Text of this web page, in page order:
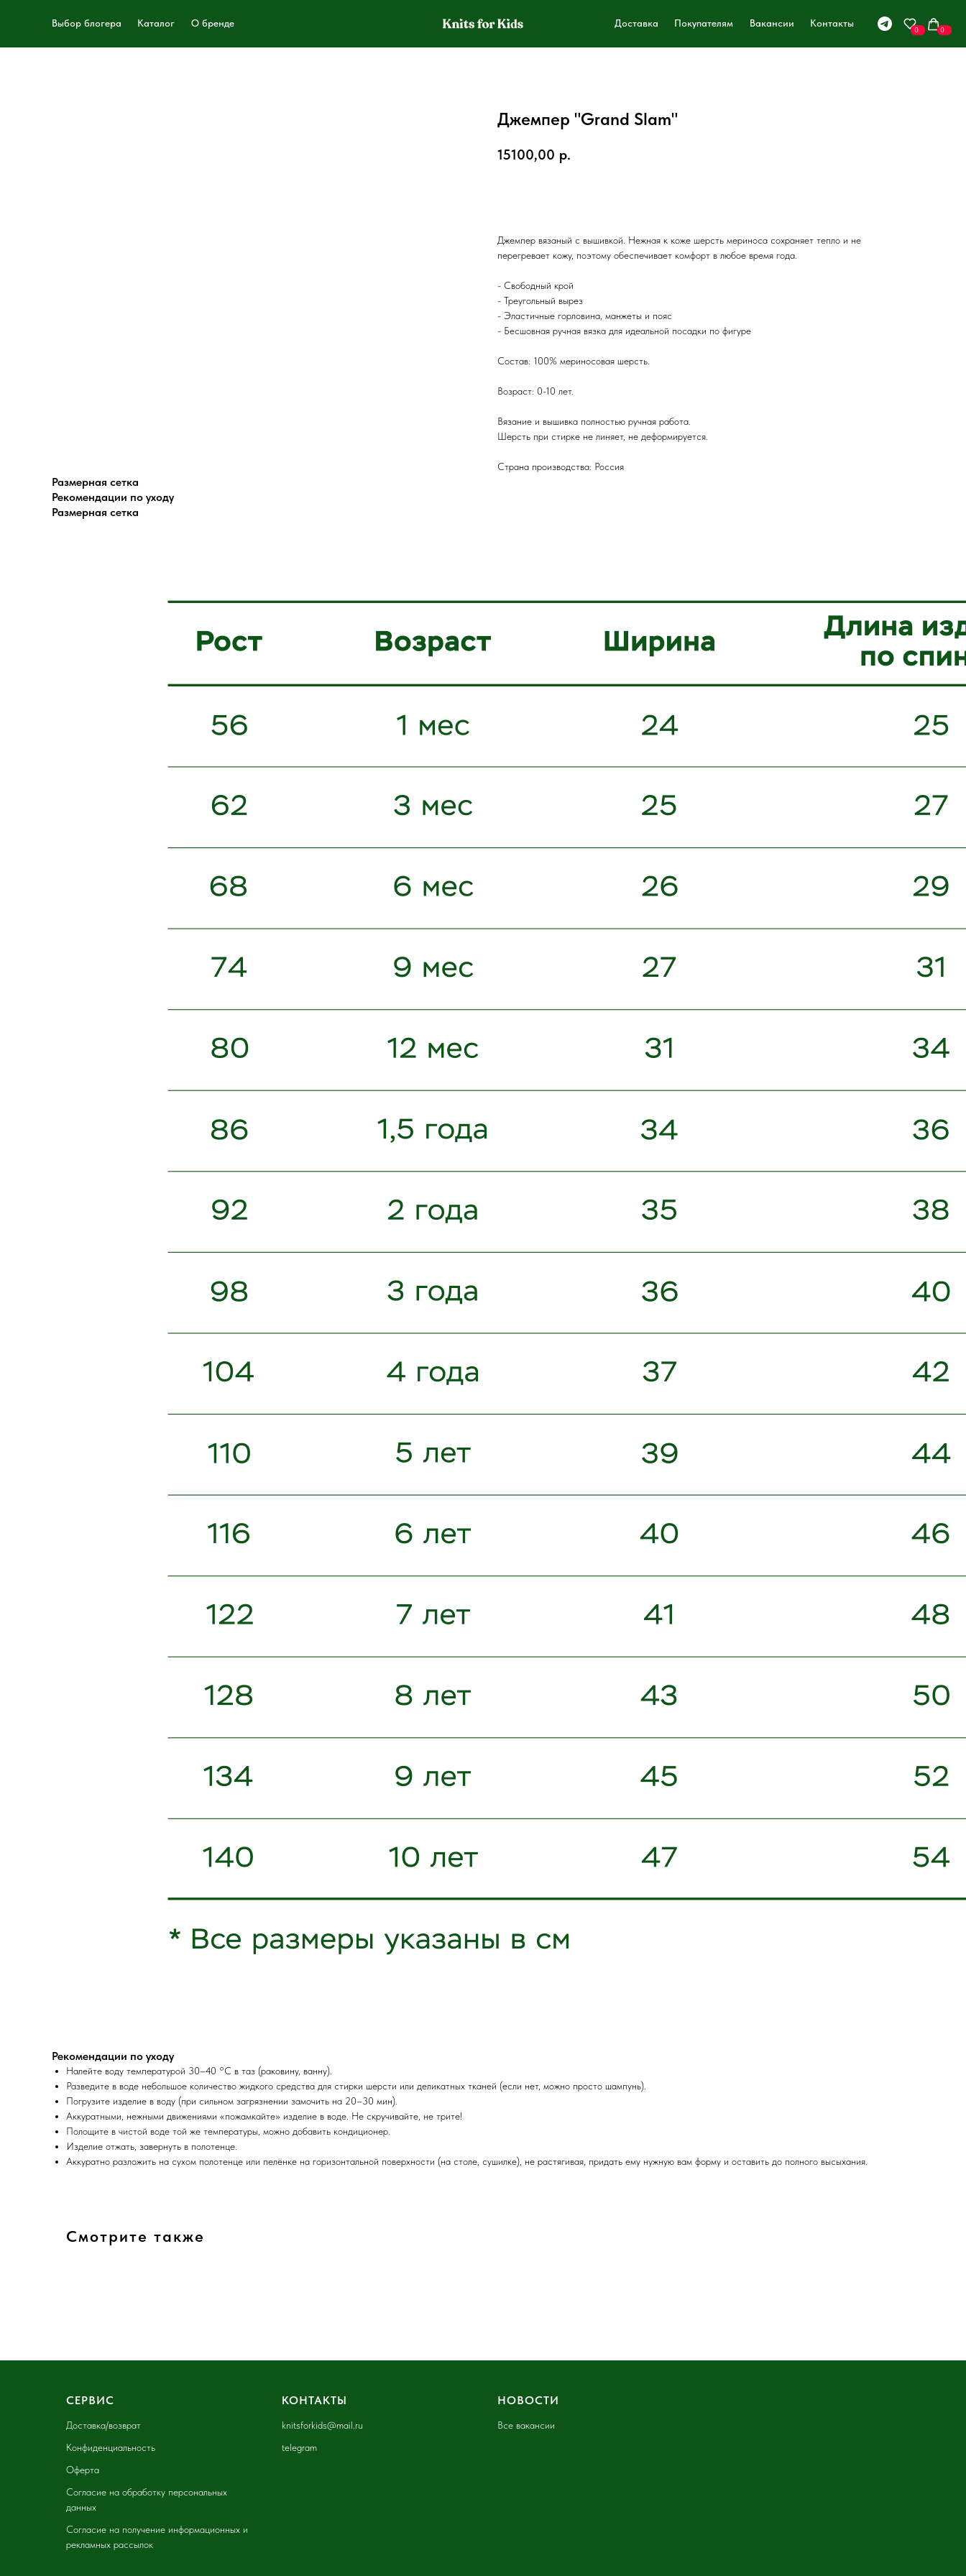
0
0
Каталог Контакты
Вакансии
Покупателям
Доставка
О бренде
Выбор блогера
Джемпер "Grand Slam"
15100,00 р.
Джемпер вязаный с вышивкой. Нежная к коже шерсть мериноса сохраняет тепло и не
перегревает кожу, поэтому обеспечивает комфорт в любое время года.
- Свободный крой
- Треугольный вырез
- Эластичные горловина, манжеты и пояс
- Бесшовная ручная вязка для идеальной посадки по фигуре
Состав: 100% мериносовая шерсть.
Возраст: 0-10 лет.
Вязание и вышивка полностью ручная работа.
Шерсть при стирке не линяет, не деформируется.
Страна производства: Россия
Размерная сетка
Рекомендации по уходу
Размерная сетка
Рекомендации по уходу
Налейте воду температурой 30–40 °C в таз (раковину, ванну).
Разведите в воде небольшое количество жидкого средства для стирки шерсти или деликатных тканей (если нет, можно просто шампунь).
Погрузите изделие в воду (при сильном загрязнении замочить на 20–30 мин).
Аккуратными, нежными движениями «пожамкайте» изделие в воде. Не скручивайте, не трите!
Полощите в чистой воде той же температуры, можно добавить кондиционер.
Изделие отжать, завернуть в полотенце.
Аккуратно разложить на сухом полотенце или пелёнке на горизонтальной поверхности (на столе, сушилке), не растягивая, придать ему нужную вам форму и оставить до полного высыхания.
Смотрите также
СЕРВИС
Доставка/возврат
Конфиденциальность
Оферта
Согласие на обработку персональных
данных
Согласие на получение информационных и
рекламных рассылок
КОНТАКТЫ
knitsforkids@mail.ru
telegram
НОВОСТИ
Все вакансии